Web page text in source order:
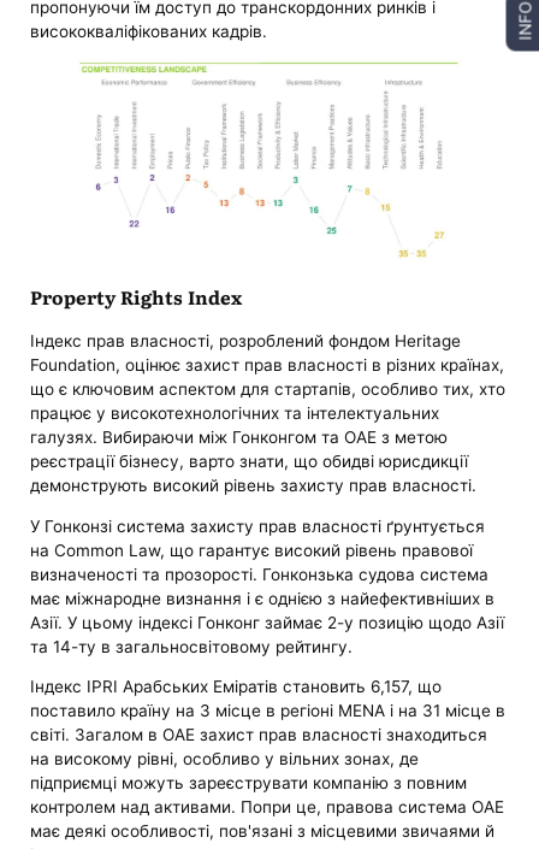
пропонуючи їм доступ до транскордонних ринків і
висококваліфікованих кадрів.
Property Rights Index
Індекс прав власності, розроблений фондом Heritage
Foundation, оцінює захист прав власності в різних країнах,
що є ключовим аспектом для стартапів, особливо тих, хто
працює у високотехнологічних та інтелектуальних
галузях. Вибираючи між Гонконгом та ОАЕ з метою
реєстрації бізнесу, варто знати, що обидві юрисдикції
демонструють високий рівень захисту прав власності.
У Гонконзі система захисту прав власності ґрунтується
на Common Law, що гарантує високий рівень правової
визначеності та прозорості. Гонконзька судова система
має міжнародне визнання і є однією з найефективніших в
Азії. У цьому індексі Гонконг займає 2-у позицію щодо Азії
та 14-ту в загальносвітовому рейтингу.
Індекс IPRI Арабських Еміратів становить 6,157, що
поставило країну на 3 місце в регіоні MENA і на 31 місце в
світі. Загалом в ОАЕ захист прав власності знаходиться
на високому рівні, особливо у вільних зонах, де
підприємці можуть зареєструвати компанію з повним
контролем над активами. Попри це, правова система ОАЕ
має деякі особливості, пов'язані з місцевими звичаями й
INFO